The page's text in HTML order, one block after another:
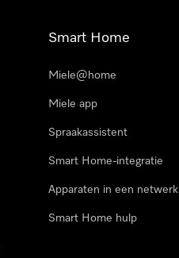
Smart Home
Miele@home
Miele app
Spraakassistent
Smart Home-integratie
Apparaten in een netwerk
Smart Home hulp